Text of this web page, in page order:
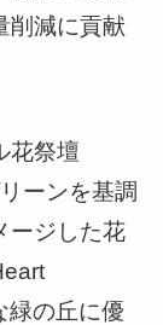
削減に貢献
花祭壇
ーンを基調
ージした花
緑の丘に優